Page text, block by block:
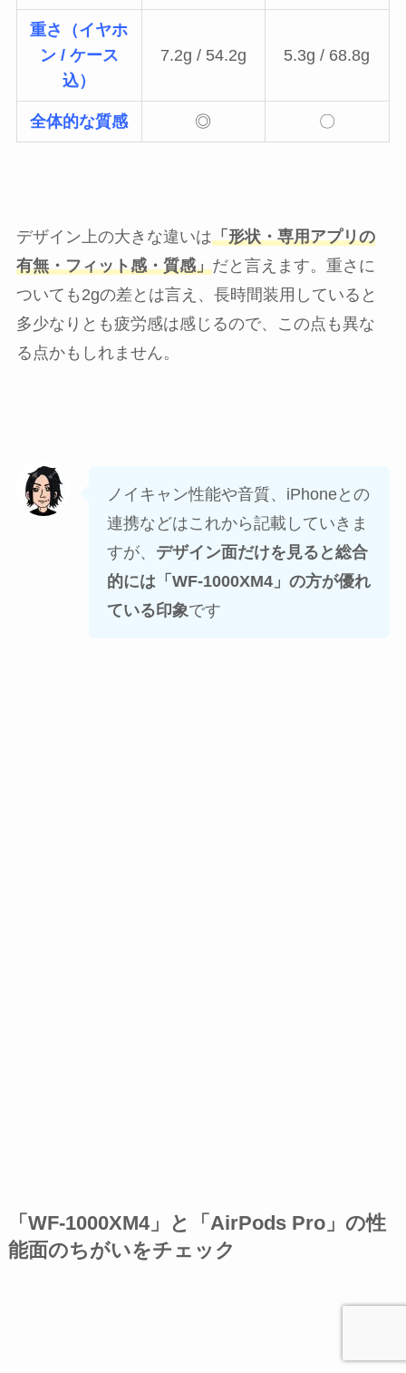
重さ（イヤホ
ン / ケース
込）
7.2g / 54.2g 5.3g / 68.8g
全体的な質感 ◎ 〇
デザイン上の大きな違いは「形状・専用アプリの
有無・フィット感・質感」だと言えます。重さに
ついても2gの差とは言え、長時間装用していると
多少なりとも疲労感は感じるので、この点も異な
る点かもしれません。
ノイキャン性能や音質、iPhoneとの
連携などはこれから記載していきま
すが、 デザイン面だけを見ると総合
的には「WF-1000XM4」の方が優れ
ている印象です
「WF-1000XM4」と「AirPods Pro」の性
能面のちがいをチェック